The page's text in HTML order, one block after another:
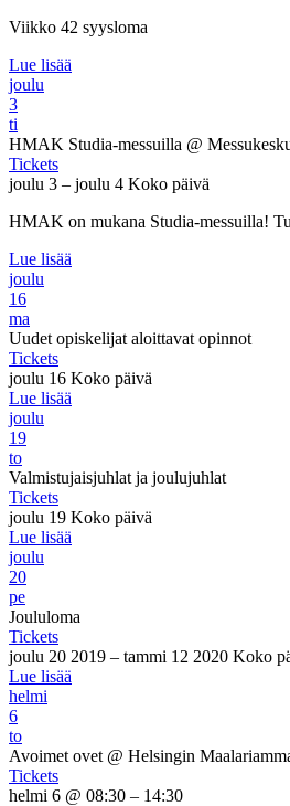
Viikko 42 syysloma
Lue lisää
joulu
3
ti
HMAK Studia-messuilla @
Tickets
joulu 3 – joulu 4 Koko päivä
HMAK on mukana Studia-messuilla!
Lue lisää
joulu
16
ma
Uudet opiskelijat aloittavat opinnot
Tickets
joulu 16 Koko päivä
Lue lisää
joulu
19
to
Valmistujaisjuhlat ja joulujuhlat
Tickets
joulu 19 Koko päivä
Lue lisää
joulu
20
pe
Joululoma
Tickets
joulu 20 2019 – tammi 12 2020 Koko
Lue lisää
helmi
6
to
Avoimet ovet @ Helsingin
Tickets
helmi 6 @ 08:30 – 14:30